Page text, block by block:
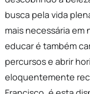
busca pela vida
mais necessária em
educar é também
percursos e abrir
eloquentemente